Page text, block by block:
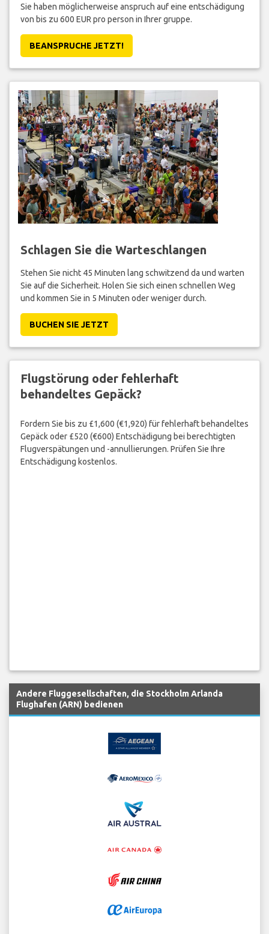
Sie haben möglicherweise anspruch auf eine entschädigung
von bis zu 600 EUR pro person in Ihrer gruppe.
BEANSPRUCHE JETZT!
Schlagen Sie die Warteschlangen
Stehen Sie nicht 45 Minuten lang schwitzend da und warten
Sie auf die Sicherheit. Holen Sie sich einen schnellen Weg
und kommen Sie in 5 Minuten oder weniger durch.
BUCHEN SIE JETZT
Flugstörung oder fehlerhaft
behandeltes Gepäck?
Fordern Sie bis zu £1,600 (€1,920) für fehlerhaft behandeltes
Gepäck oder £520 (€600) Entschädigung bei berechtigten
Flugverspätungen und -annullierungen. Prüfen Sie Ihre
Entschädigung kostenlos.
Andere Fluggesellschaften, die Stockholm Arlanda
Flughafen (ARN) bedienen